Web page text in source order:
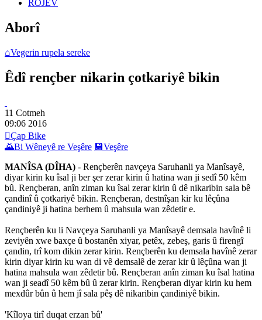
ROJEV
Aborî
⌂Vegerin rupela sereke
Êdî rençber nikarin çotkariyê bikin
11 Cotmeh
09:06 2016
Çap Bike
🌄Bi Wêneyê re Veşêre 💾Veşêre
MANÎSA (DÎHA) - Rençberên navçeya Saruhanli ya Manîsayê,
diyar kirin ku îsal ji ber şer zerar kirin û hatina wan ji sedî 50 kêm
bû. Rençberan, anîn ziman ku îsal zerar kirin û dê nikaribin sala bê
çandinî û çotkariyê bikin. Rençberan, destnîşan kir ku lêçûna
çandiniyê ji hatina berhem û mahsula wan zêdetir e.
Rençberên ku li Navçeya Saruhanli ya Manîsayê demsala havînê li
zeviyên xwe baxçe û bostanên xiyar, petêx, zebeş, garis û firengî
çandin, trî kom dikin zerar kirin. Rençberên ku demsala havînê zerar
kirin diyar kirin ku wan di vê demsalê de zerar kir û lêçûna wan ji
hatina mahsula wan zêdetir bû. Rençberan anîn ziman ku îsal hatina
wan ji seadî 50 kêm bû û zerar kirin. Rençberan diyar kirin ku hem
mexdûr bûn û hem jî sala pêş dê nikaribin çandiniyê bikin.
'Kîloya tirî duqat erzan bû'